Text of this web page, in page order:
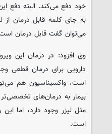
خود دفع می‌کند. البته دفع
می‌توان گفت قابل درمان
وی افزود: در درمان این
دارویی برای درمان قطعی
است، واکسیناسیون هم
بیمار به درمان‌های
مثل لیزر وجود دارد، اما
است.